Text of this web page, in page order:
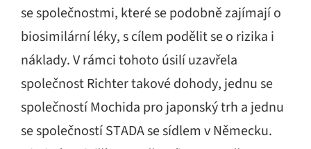
se společnostmi, které se podobně zajímají o
biosimilární léky, s cílem podělit se o rizika i
náklady. V rámci tohoto úsilí uzavřela
společnost Richter takové dohody, jednu se
společností Mochida pro japonský trh a jednu
se společností STADA se sídlem v Německu.